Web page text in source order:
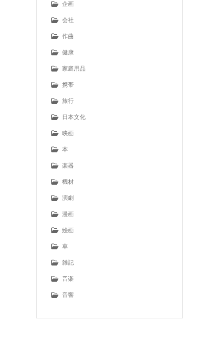
企画
会社
作曲
健康
家庭用品
携帯
旅行
日本文化
映画
本
楽器
機材
演劇
漫画
絵画
車
雑記
音楽
音響